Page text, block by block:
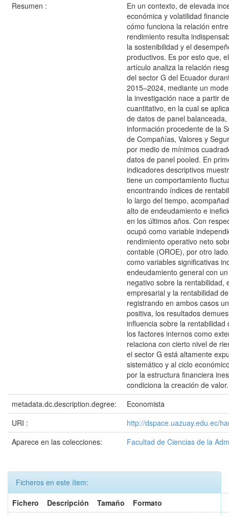
Resumen :
En un contexto, de elevada
económica y volatilidad
cómo funciona la relación
rendimiento resulta
la sostenibilidad y el
productivos. Es por esto que,
artículo analiza la relación
del sector G del Ecuador
2015–2024, mediante un
la investigación nace a partir
cuantitativo, en la cual se
de datos de panel
información procedente de la
de Compañías, Valores y
por medio de mínimos
datos de panel pooled. En
indicadores descriptivos
tiene un comportamiento
encontrando índices de
lo largo del tiempo,
alto de endeudamiento e
en los últimos años. Con
ocupó como variable
rendimiento operativo neto
contable (OROE), por otro
como variables significativas
endeudamiento general con
negativo sobre la rentabilidad,
empresarial y la rentabilidad
registrando en ambos casos
positiva, los resultados
influencia sobre la rentabilidad
los factores internos como
relaciona con cierto nivel de
el sector G está altamente
sistemático y al ciclo
por la estructura financiera
condiciona la creación de valor.
metadata.dc.description.degree:
Economista
URI :
http://dspace.uazuay.edu.ec/
Aparece en las colecciones:
Facultad de Ciencias de la
Ficheros en este ítem:
Fichero
Descripción Tamaño
Formato